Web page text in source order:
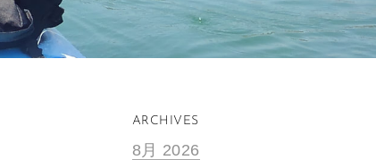
ARCHIVES
8月 2026